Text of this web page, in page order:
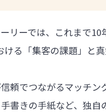
リーでは、これまで10
る「集客の課題」と真
頼でつながるマッチン
書きの手紙など、独自